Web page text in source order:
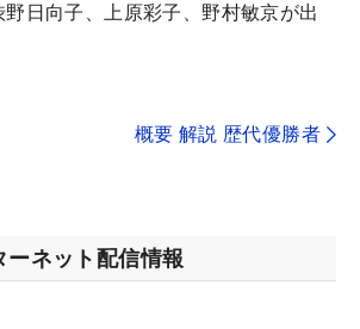
日向子、上原彩子、野村敏京が出
概要 解説 歴代優勝者
ーネット配信情報